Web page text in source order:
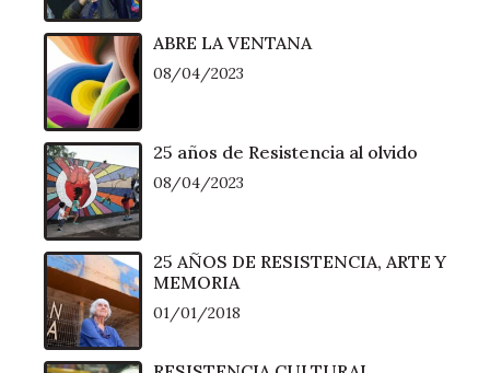
ABRE LA VENTANA
08/04/2023
25 años de Resistencia al olvido
08/04/2023
25 AÑOS DE RESISTENCIA, ARTE Y
MEMORIA
01/01/2018